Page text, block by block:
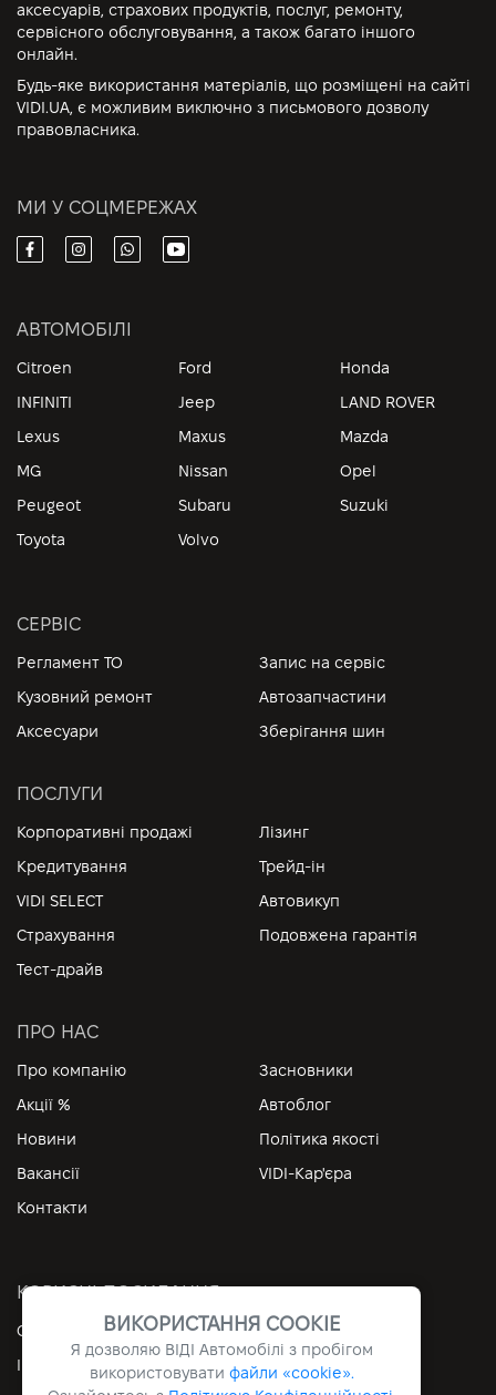
аксесуарів, страхових продуктів, послуг, ремонту,
сервісного обслуговування, а також багато іншого
онлайн.
Будь-яке використання матеріалів, що розміщені на сайті
VIDI.UA, є можливим виключно з письмового дозволу
правовласника.
МИ У СОЦМЕРЕЖАХ
АВТОМОБІЛІ
Citroen Ford
Honda
INFINITI
Jeep
LAND ROVER
Lexus
Maxus
Mazda
MG
Nissan
Opel
Peugeot
Subaru
Suzuki
Toyota
Volvo
СЕРВІС
Регламент ТО
Запис на сервіс
Кузовний ремонт
Автозапчастини
Аксесуари
Зберігання шин
ПОСЛУГИ
Корпоративні продажі
Лізинг
Кредитування
Трейд-ін
VIDI SELECT
Автовикуп
Страхування
Подовжена гарантія
Тест-драйв
ПРО НАС
Про компанію
Засновники
Акції %
Автоблог
Новини
Політика якості
Вакансії
VIDI-Кар'єра
Контакти
КОРИСНІ ПОСИЛАННЯ
Особистий кабінет
Контакти
Інформація
ВИКОРИСТАННЯ COOKIE
Я дозволяю ВІДІ Автомобілі з пробігом
використовувати файли «cookie».